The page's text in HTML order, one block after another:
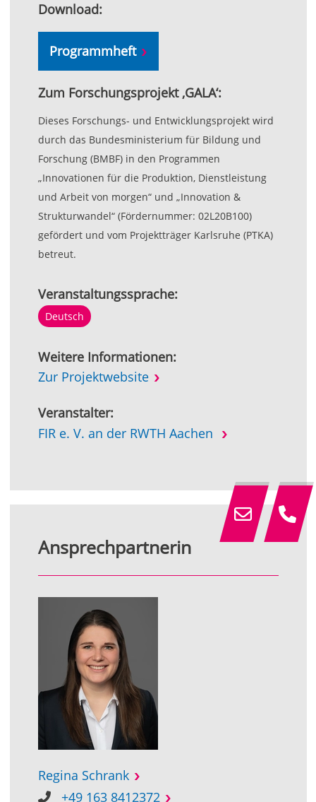
Download:
Programmheft
Zum Forschungsprojekt ‚GALA‘:
Dieses Forschungs- und Entwicklungsprojekt wird
durch das Bundesministerium für Bildung und
Forschung (BMBF) in den Programmen
„Innovationen für die Produktion, Dienstleistung
und Arbeit von morgen“ und „Innovation &
Strukturwandel“ (Fördernummer: 02L20B100)
gefördert und vom Projektträger Karlsruhe (PTKA)
betreut.
Veranstaltungssprache:
Deutsch
Weitere Informationen:
Zur Projektwebsite
Veranstalter:
FIR e. V. an der RWTH Aachen
Ansprechpartnerin
Regina Schrank
+49 163 8412372